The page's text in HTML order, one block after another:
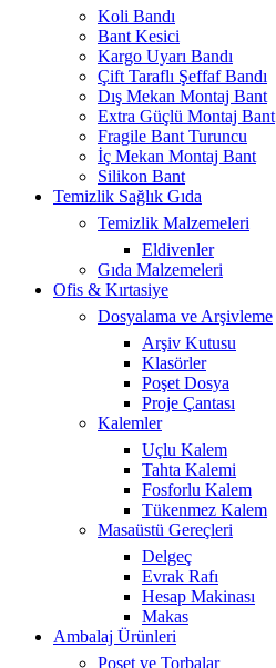
Koli Bandı
Bant Kesici
Kargo Uyarı Bandı
Çift Taraflı Şeffaf Bandı
Dış Mekan Montaj Bant
Extra Güçlü Montaj Bant
Fragile Bant Turuncu
İç Mekan Montaj Bant
Silikon Bant
Temizlik Sağlık Gıda
Temizlik Malzemeleri
Eldivenler
Gıda Malzemeleri
Ofis & Kırtasiye
Dosyalama ve Arşivleme
Arşiv Kutusu
Klasörler
Poşet Dosya
Proje Çantası
Kalemler
Uçlu Kalem
Tahta Kalemi
Fosforlu Kalem
Tükenmez Kalem
Masaüstü Gereçleri
Delgeç
Evrak Rafı
Hesap Makinası
Makas
Ambalaj Ürünleri
Poşet ve Torbalar